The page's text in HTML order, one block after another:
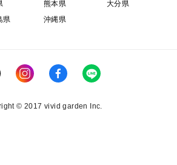
熊本県
大分県
県 沖縄県
© 2017 vivid garden Inc.